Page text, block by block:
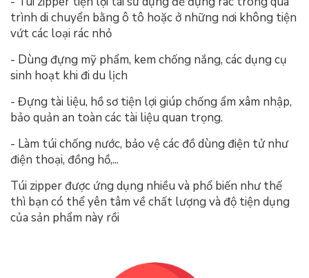
trình di chuyển bằng ô tô hoặc ở những nơi không tiện
vứt các loại rác nhỏ
- Dùng đựng mỹ phẩm, kem chống nắng, các dụng cụ
sinh hoạt khi đi du lịch
- Đựng tài liệu, hồ sơ tiện lợi giúp chống ẩm xâm nhập,
bảo quản an toàn các tài liệu quan trọng.
- Làm túi chống nước, bảo vệ các đồ dùng điện tử như
điện thoại, đồng hồ,...
Túi zipper được ứng dụng nhiều và phổ biến như thế
thì bạn có thể yên tâm về chất lượng và độ tiện dụng
của sản phẩm này rồi